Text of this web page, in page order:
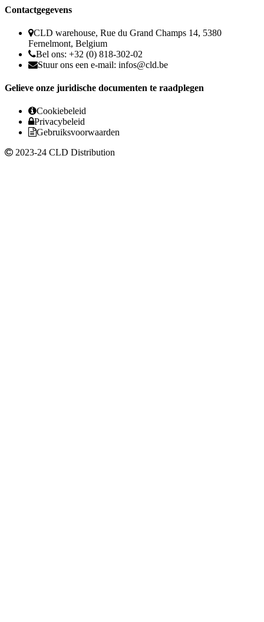
Contactgegevens
CLD warehouse, Rue du Grand Champs 14, 5380
Fernelmont, Belgium
Bel ons: +32 (0) 818-302-02
Stuur ons een e-mail: infos@cld.be
Gelieve onze juridische documenten te raadplegen
Cookiebeleid
Privacybeleid
Gebruiksvoorwaarden
2023-24 CLD Distribution